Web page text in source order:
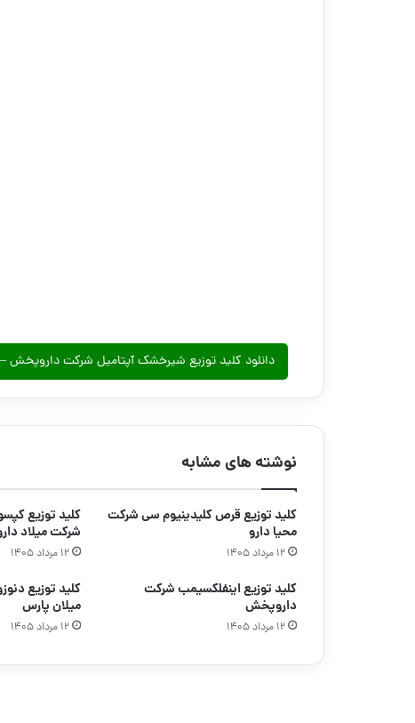
دانلود کلید توزیع شیرخشک آپتامیل شرکت داروپخش – مهر
نوشته های مشابه
کلید توزیع قرص کلیدینیوم سی شرکت
محیا دارو
۱۲ مرداد ۱۴۰۵
شرکت میلاد
۱۲ مرداد ۱۴۰۵
کلید توزیع اینفلکسیمب شرکت
داروپخش
۱۲ مرداد ۱۴۰۵
میلان پارس
۱۲ مرداد ۱۴۰۵